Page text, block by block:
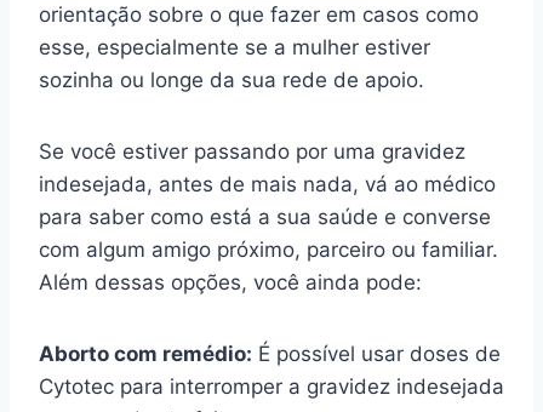
orientação sobre o que fazer em casos como
esse, especialmente se a mulher estiver
sozinha ou longe da sua rede de apoio.
Se você estiver passando por uma gravidez
indesejada, antes de mais nada, vá ao médico
para saber como está a sua saúde e converse
com algum amigo próximo, parceiro ou familiar.
Além dessas opções, você ainda pode:
Aborto com remédio: É possível usar doses de
Cytotec para interromper a gravidez indesejada